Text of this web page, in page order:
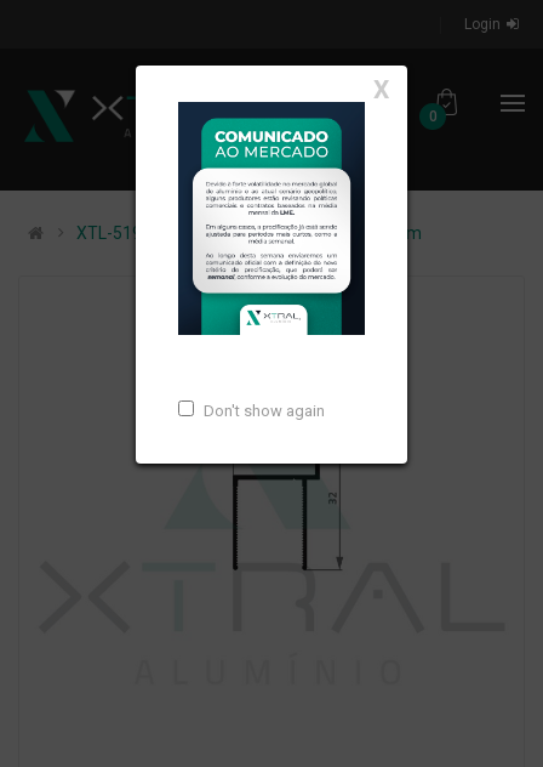
Login
0
X
Don't show again
XTL-519 - (RGA - 1) - PESO LINEAR: 0,17kg/m